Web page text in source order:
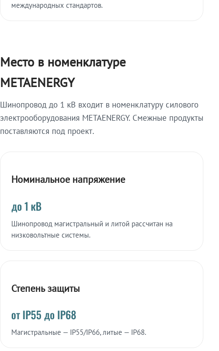
международных стандартов.
Место в номенклатуре
METAENERGY
Шинопровод до 1 кВ входит в номенклатуру силового
электрооборудования METAENERGY. Смежные продукты
поставляются под проект.
Номинальное напряжение
до 1 кВ
Шинопровод магистральный и литой рассчитан на
низковольтные системы.
Степень защиты
от IP55 до IP68
Магистральные — IP55/IP66, литые — IP68.